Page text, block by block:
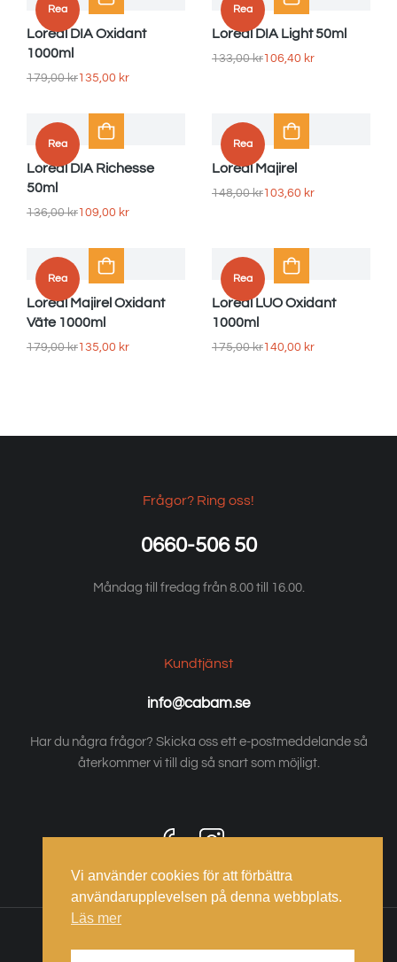
Rea
Loreal DIA Oxidant
1000ml
179,00kr135,00 kr
Rea
Loreal DIA Light 50ml
133,00kr106,40 kr
Rea
Loreal DIA Richesse
50ml
136,00kr109,00 kr
Rea
Loreal Majirel
148,00kr103,60 kr
Rea
Loreal Majirel Oxidant
Väte 1000ml
179,00kr135,00 kr
Rea
Loreal LUO Oxidant
1000ml
175,00kr140,00 kr
Frågor? Ring oss!
0660-506 50
Måndag till fredag från 8.00 till 16.00.
Kundtjänst
info@cabam.se
Har du några frågor? Skicka oss ett e-postmeddelande så
återkommer vi till dig så snart som möjligt.
Vi använder cookies för att förbättra
användarupplevelsen på denna webbplats.
Läs mer